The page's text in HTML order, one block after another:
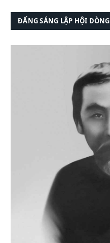
ĐẤNG SÁNG LẬP HỘI DÒNG